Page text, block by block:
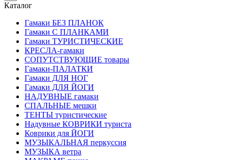
Каталог
Гамаки БЕЗ ПЛАНОК
Гамаки С ПЛАНКАМИ
Гамаки ТУРИСТИЧЕСКИЕ
КРЕСЛА-гамаки
СОПУТСТВУЮЩИЕ товары
Гамаки-ПАЛАТКИ
Гамаки ДЛЯ НОГ
Гамаки ДЛЯ ЙОГИ
НАДУВНЫЕ гамаки
СПАЛЬНЫЕ мешки
ТЕНТЫ туристические
Надувные КОВРИКИ туриста
Коврики для ЙОГИ
МУЗЫКАЛЬНАЯ перкуссия
МУЗЫКА ветра